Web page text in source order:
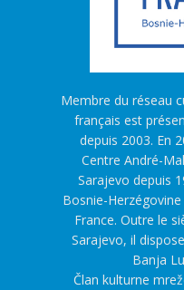
Membre du réseau
français est
depuis 2003. En
Centre André-
Sarajevo depuis
Bosnie-
France. Outre le
Sarajevo, il
Banja
Član kulturne